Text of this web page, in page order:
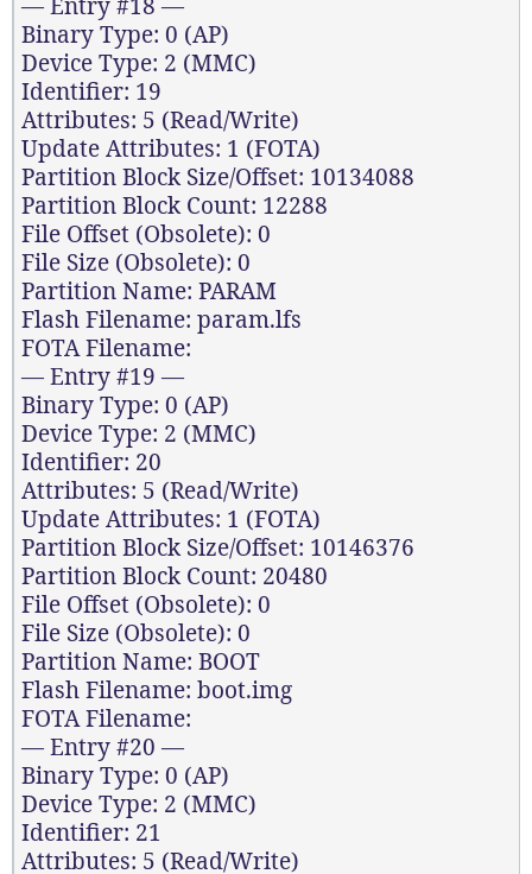
Binary Type: 0 (AP)
Device Type: 2 (MMC)
Identifier: 19
Attributes: 5 (Read/Write)
Update Attributes: 1 (FOTA)
Partition Block Size/Offset: 10134088
Partition Block Count: 12288
File Offset (Obsolete): 0
File Size (Obsolete): 0
Partition Name: PARAM
Flash Filename: param.lfs
FOTA Filename:
— Entry #19 —
Binary Type: 0 (AP)
Device Type: 2 (MMC)
Identifier: 20
Attributes: 5 (Read/Write)
Update Attributes: 1 (FOTA)
Partition Block Size/Offset: 10146376
Partition Block Count: 20480
File Offset (Obsolete): 0
File Size (Obsolete): 0
Partition Name: BOOT
Flash Filename: boot.img
FOTA Filename:
— Entry #20 —
Binary Type: 0 (AP)
Device Type: 2 (MMC)
Identifier: 21
Attributes: 5 (Read/Write)